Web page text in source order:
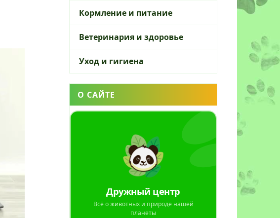
Кормление и питание
Ветеринария и здоровье
Уход и гигиена
О САЙТЕ
Дружный центр
Всё о животных и природе нашей
планеты